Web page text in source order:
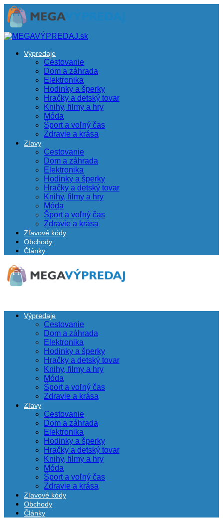
Výpredaje
Cestovanie
Dom a záhrada
Elektronika
Hodinky a šperky
Hračky a detský tovar
Knihy, filmy a hry
Móda
Šport a voľný čas
Zdravie a krása
Zľavy
Cestovanie
Dom a záhrada
Elektronika
Hodinky a šperky
Hračky a detský tovar
Knihy, filmy a hry
Móda
Šport a voľný čas
Zdravie a krása
Zľavové kódy
Obchody
Články
Výpredaje
Cestovanie
Dom a záhrada
Elektronika
Hodinky a šperky
Hračky a detský tovar
Knihy, filmy a hry
Móda
Šport a voľný čas
Zdravie a krása
Zľavy
Cestovanie
Dom a záhrada
Elektronika
Hodinky a šperky
Hračky a detský tovar
Knihy, filmy a hry
Móda
Šport a voľný čas
Zdravie a krása
Zľavové kódy
Obchody
Články